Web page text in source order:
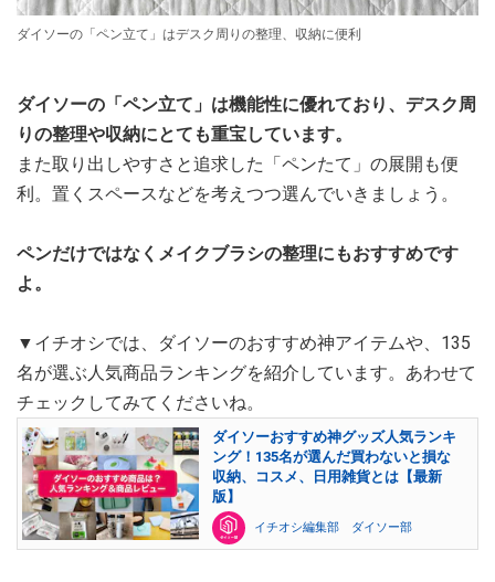
ダイソーの「ペン立て」はデスク周りの整理、収納に便利
ダイソーの「ペン立て」は機能性に優れており、デスク周
りの整理や収納にとても重宝しています。
また取り出しやすさと追求した「ペンたて」の展開も便
利。置くスペースなどを考えつつ選んでいきましょう。
ペンだけではなくメイクブラシの整理にもおすすめです
よ。
▼イチオシでは、ダイソーのおすすめ神アイテムや、135
名が選ぶ人気商品ランキングを紹介しています。あわせて
チェックしてみてくださいね。
ダイソーおすすめ神グッズ人気ランキ
ング！135名が選んだ買わないと損な
収納、コスメ、日用雑貨とは【最新
版】
イチオシ編集部 ダイソー部